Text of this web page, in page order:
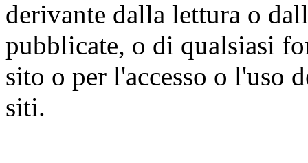
derivante dalla lettura o
pubblicate, o di qualsiasi
sito o per l'accesso o l'uso
siti.